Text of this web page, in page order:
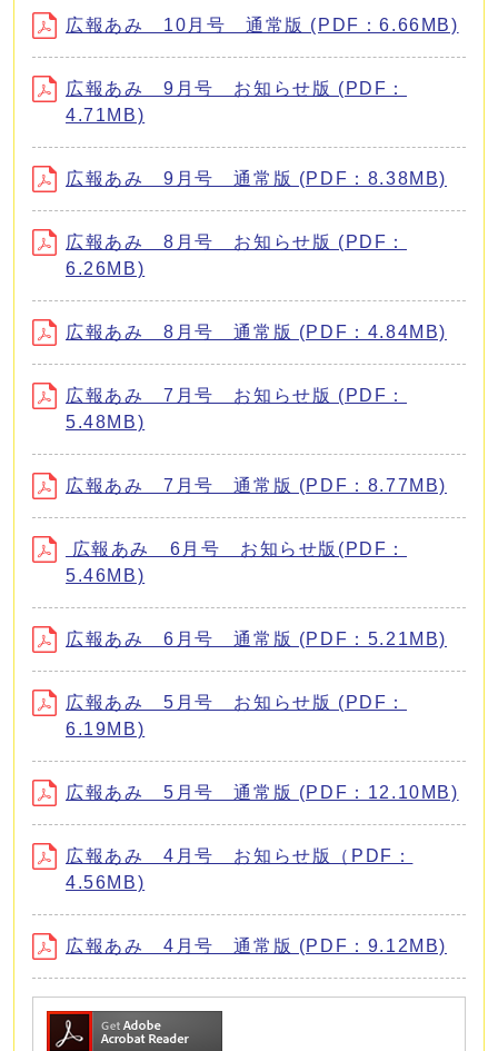
広報あみ 10月号 通常版 (PDF：6.66MB)
広報あみ 9月号 お知らせ版 (PDF：
4.71MB)
広報あみ 9月号 通常版 (PDF：8.38MB)
広報あみ 8月号 お知らせ版 (PDF：
6.26MB)
広報あみ 8月号 通常版 (PDF：4.84MB)
広報あみ 7月号 お知らせ版 (PDF：
5.48MB)
広報あみ 7月号 通常版 (PDF：8.77MB)
広報あみ 6月号 お知らせ版(PDF：
5.46MB)
広報あみ 6月号 通常版 (PDF：5.21MB)
広報あみ 5月号 お知らせ版 (PDF：
6.19MB)
広報あみ 5月号 通常版 (PDF：12.10MB)
広報あみ 4月号 お知らせ版（PDF：
4.56MB)
広報あみ 4月号 通常版 (PDF：9.12MB)